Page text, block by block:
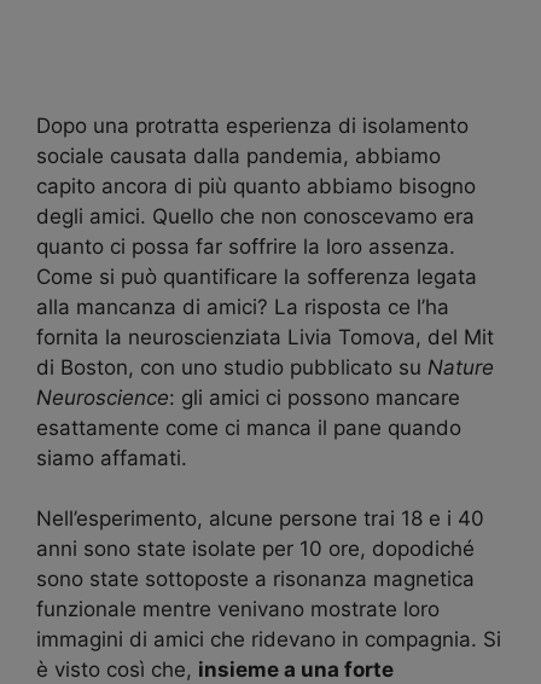
Dopo una protratta esperienza di isolamento
sociale causata dalla pandemia, abbiamo
capito ancora di più quanto abbiamo bisogno
degli amici. Quello che non conoscevamo era
quanto ci possa far soffrire la loro assenza.
Come si può quantificare la sofferenza legata
alla mancanza di amici? La risposta ce l’ha
fornita la neuroscienziata Livia Tomova, del Mit
di Boston, con uno studio pubblicato su Nature
Neuroscience: gli amici ci possono mancare
esattamente come ci manca il pane quando
siamo affamati.
Nell’esperimento, alcune persone trai 18 e i 40
anni sono state isolate per 10 ore, dopodiché
sono state sottoposte a risonanza magnetica
funzionale mentre venivano mostrate loro
immagini di amici che ridevano in compagnia. Si
è visto così che, insieme a una forte